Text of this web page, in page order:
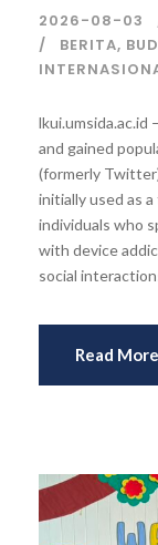
2026-08-03
BERITA,
lkui.umsida.ac.id
and gained
(formerly
initially used as
individuals who
with device
social
Read More